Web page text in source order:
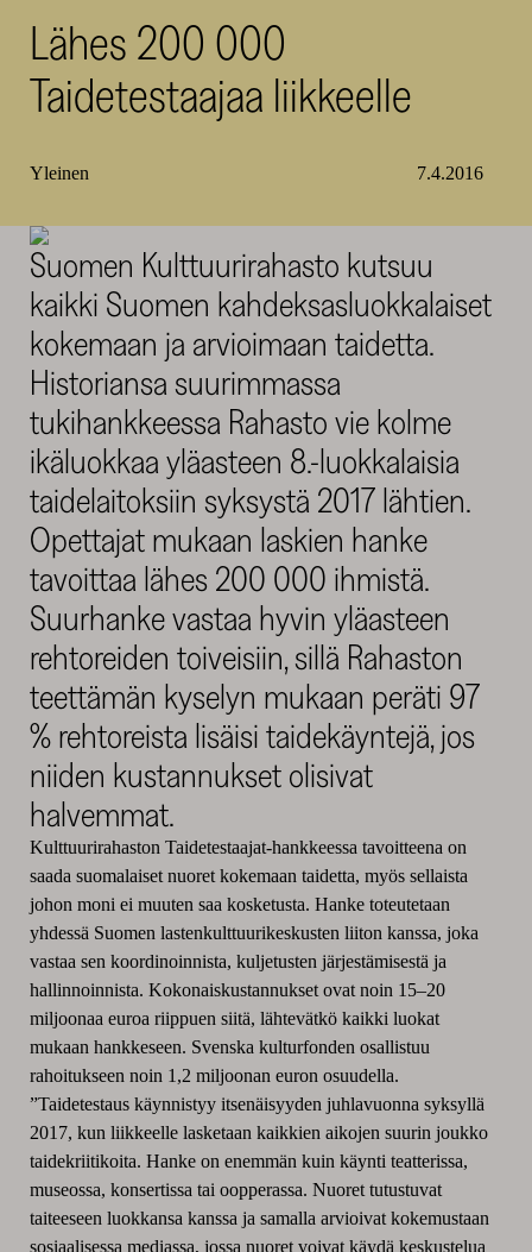
SKR
Lähes 200 000
Taidetestaajaa liikkeelle
Yleinen 7.4.2016
Suomen Kulttuurirahasto kutsuu
kaikki Suomen kahdeksasluokkalaiset
kokemaan ja arvioimaan taidetta.
Historiansa suurimmassa
tukihankkeessa Rahasto vie kolme
ikäluokkaa yläasteen 8.-luokkalaisia
taidelaitoksiin syksystä 2017 lähtien.
Opettajat mukaan laskien hanke
tavoittaa lähes 200 000 ihmistä.
Suurhanke vastaa hyvin yläasteen
rehtoreiden toiveisiin, sillä Rahaston
teettämän kyselyn mukaan peräti 97
% rehtoreista lisäisi taidekäyntejä, jos
niiden kustannukset olisivat
halvemmat.
Kulttuurirahaston Taidetestaajat-hankkeessa tavoitteena on
saada suomalaiset nuoret kokemaan taidetta, myös sellaista
johon moni ei muuten saa kosketusta. Hanke toteutetaan
yhdessä Suomen lastenkulttuurikeskusten liiton kanssa, joka
vastaa sen koordinoinnista, kuljetusten järjestämisestä ja
hallinnoinnista. Kokonaiskustannukset ovat noin 15–20
miljoonaa euroa riippuen siitä, lähtevätkö kaikki luokat
mukaan hankkeseen. Svenska kulturfonden osallistuu
rahoitukseen noin 1,2 miljoonan euron osuudella.
”Taidetestaus käynnistyy itsenäisyyden juhlavuonna syksyllä
2017, kun liikkeelle lasketaan kaikkien aikojen suurin joukko
taidekriitikoita. Hanke on enemmän kuin käynti teatterissa,
museossa, konsertissa tai oopperassa. Nuoret tutustuvat
taiteeseen luokkansa kanssa ja samalla arvioivat kokemustaan
sosiaalisessa mediassa, jossa nuoret voivat käydä keskustelua